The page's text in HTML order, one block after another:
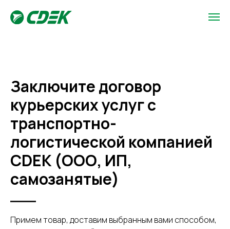
Заключите договор
курьерских услуг с
транспортно-
логистической компанией
CDEK (ООО, ИП,
самозанятые)
Примем товар, доставим выбранным вами способом,